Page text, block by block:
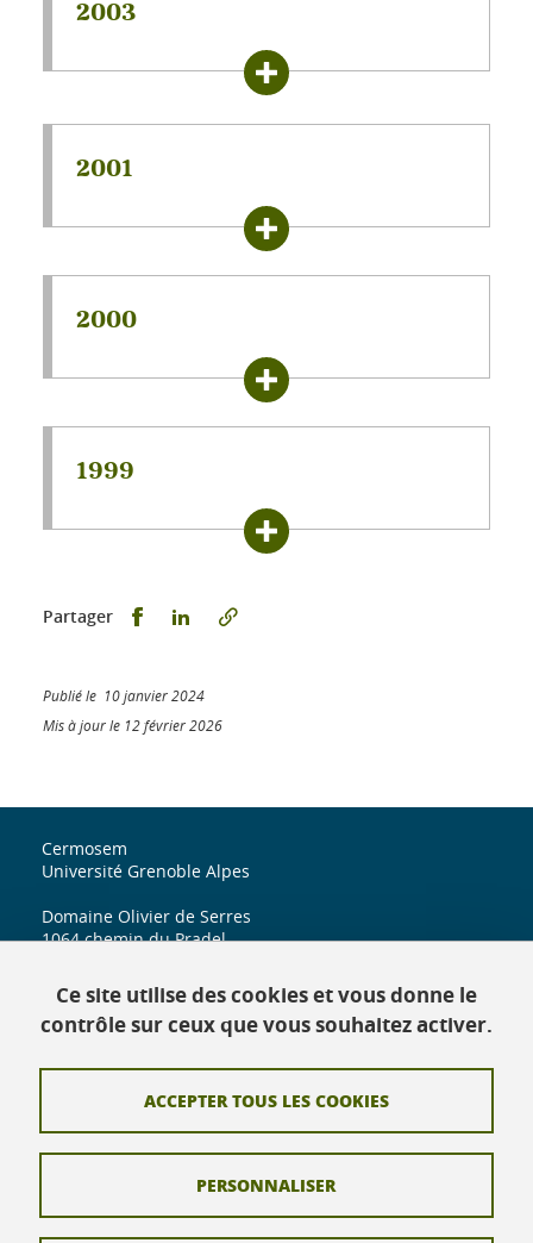
2003
2001
2000
1999
Partager Partager sur Facebook
Partager sur LinkedIn
Publié le 10 janvier 2024
Mis à jour le 12 février 2026
Cermosem
Université Grenoble Alpes
Domaine Olivier de Serres
1064 chemin du Pradel
iuga.cermosem@univ-grenoble-alpes.fr
Crédits
Ce site utilise des cookies et vous donne le
contrôle sur ceux que vous souhaitez activer.
ACCEPTER TOUS LES COOKIES
PERSONNALISER